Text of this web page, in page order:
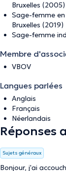
Bruxelles (2005)
Sage-femme
Bruxelles (2019)
Sage-femme
Membre
VBOV
Langues parlées
Anglais
Français
Néerlandais
Réponses
Sujets généraux
Bonjour, j'ai